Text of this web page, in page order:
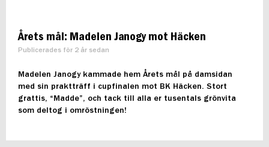
Årets mål: Madelen Janogy mot Häcken
Publicerades för 2 år sedan
Madelen Janogy kammade hem Årets mål på damsidan
med sin praktträff i cupfinalen mot BK Häcken. Stort
grattis, “Madde”, och tack till alla er tusentals grönvita
som deltog i omröstningen!